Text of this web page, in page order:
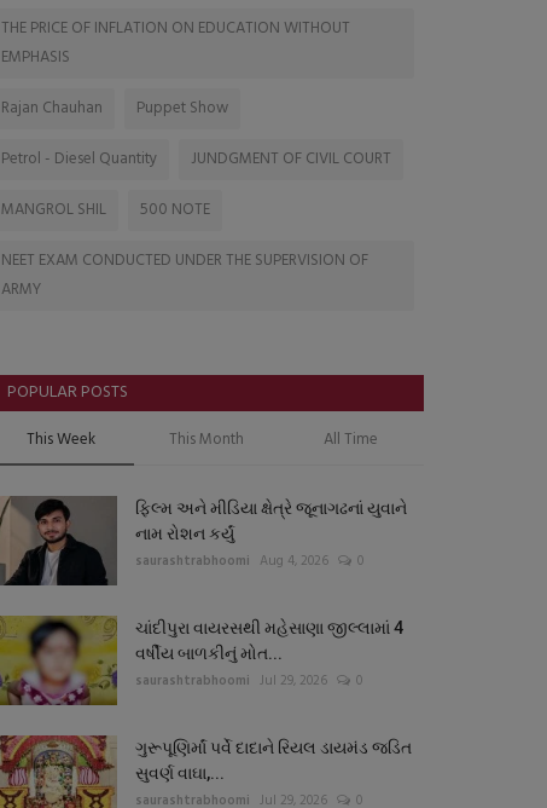
THE PRICE OF INFLATION ON EDUCATION WITHOUT
EMPHASIS
Rajan Chauhan
Puppet Show
Petrol - Diesel Quantity
JUNDGMENT OF CIVIL COURT
MANGROL SHIL
500 NOTE
NEET EXAM CONDUCTED UNDER THE SUPERVISION OF
ARMY
POPULAR POSTS
This Week This Month All Time
ફિલ્મ અને મીડિયા ક્ષેત્રે જૂનાગઢનાં યુવાને
નામ રોશન કર્યું
saurashtrabhoomi Aug 4, 2026 0
ચાંદીપુરા વાયરસથી મહેસાણા જીલ્લામાં 4
વર્ષીય બાળકીનું મોત...
saurashtrabhoomi Jul 29, 2026 0
ગુરૂપૂણિર્માં પર્વે દાદાને રિયલ ડાયમંડ જડિત
સુવર્ણ વાઘા,...
saurashtrabhoomi Jul 29, 2026 0